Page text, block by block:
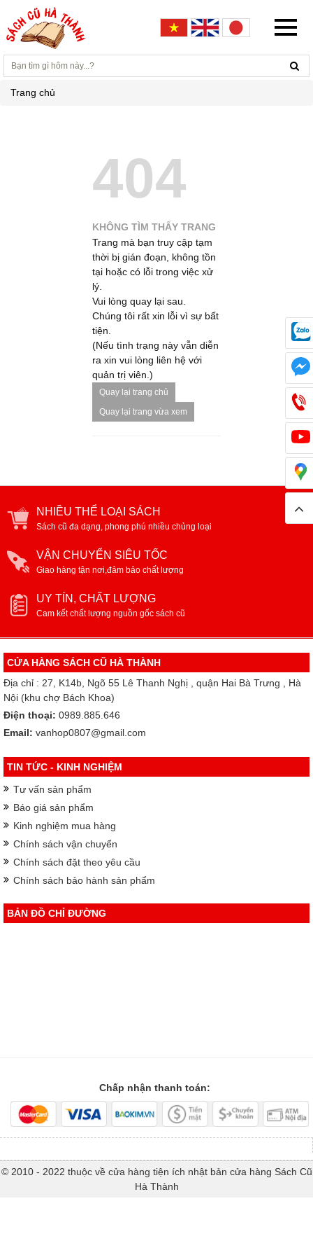
Trang chủ
404
KHÔNG TÌM THẤY TRANG
Trang mà bạn truy cập tạm
thời bị gián đoạn, không tồn
tại hoặc có lỗi trong việc xử
lý.
Vui lòng quay lại sau.
Chúng tôi rất xin lỗi vì sự bất
tiện.
(Nếu tình trạng này vẫn diễn
ra xin vui lòng liên hệ với
quản trị viên.)
Quay lại trang chủ
Quay lại trang vừa xem
NHIỀU THỂ LOẠI SÁCH
Sách cũ đa dạng, phong phú nhiều chủng loại
VẬN CHUYỂN SIÊU TỐC
Giao hàng tận nơi,đảm bảo chất lượng
UY TÍN, CHẤT LƯỢNG
Cam kết chất lượng nguồn gốc sách cũ
CỬA HÀNG SÁCH CŨ HÀ THÀNH
Địa chỉ : 27, K14b, Ngõ 55 Lê Thanh Nghị , quận Hai Bà Trưng , Hà
Nội (khu chợ Bách Khoa)
Điện thoại: 0989.885.646
Email: vanhop0807@gmail.com
TIN TỨC - KINH NGHIỆM
Tư vấn sản phẩm
Báo giá sản phẩm
Kinh nghiệm mua hàng
Chính sách vận chuyển
Chính sách đặt theo yêu cầu
Chính sách bảo hành sản phẩm
BẢN ĐỒ CHỈ ĐƯỜNG
Chấp nhận thanh toán:
© 2010 - 2022 thuộc về cửa hàng tiện ích nhật bản cửa hàng Sách Cũ
Hà Thành